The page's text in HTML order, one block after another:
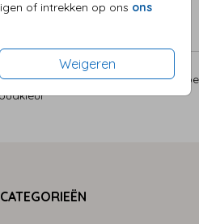
of intrekken op ons ons
Weigeren
Prijs:€ 0,65
CATEGORIEËN